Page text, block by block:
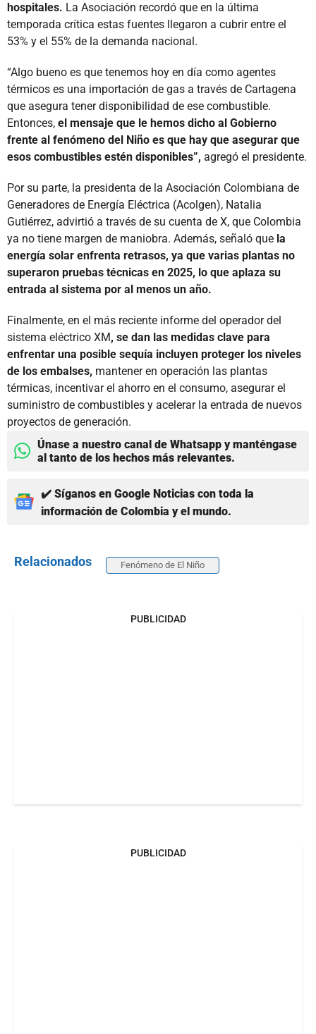
hospitales. La Asociación recordó que en la última
temporada crítica estas fuentes llegaron a cubrir entre el
53% y el 55% de la demanda nacional.
“Algo bueno es que tenemos hoy en día como agentes
térmicos es una importación de gas a través de Cartagena
que asegura tener disponibilidad de ese combustible.
Entonces, el mensaje que le hemos dicho al Gobierno
frente al fenómeno del Niño es que hay que asegurar que
esos combustibles estén disponibles”, agregó el presidente.
Por su parte, la presidenta de la Asociación Colombiana de
Generadores de Energía Eléctrica (Acolgen), Natalia
Gutiérrez, advirtió a través de su cuenta de X, que Colombia
ya no tiene margen de maniobra. Además, señaló que la
energía solar enfrenta retrasos, ya que varias plantas no
superaron pruebas técnicas en 2025, lo que aplaza su
entrada al sistema por al menos un año.
Finalmente, en el más reciente informe del operador del
sistema eléctrico XM, se dan las medidas clave para
enfrentar una posible sequía incluyen proteger los niveles
de los embalses, mantener en operación las plantas
térmicas, incentivar el ahorro en el consumo, asegurar el
suministro de combustibles y acelerar la entrada de nuevos
proyectos de generación.
Únase a nuestro canal de Whatsapp y manténgase
al tanto de los hechos más relevantes.
✔️ Síganos en Google Noticias con toda la
información de Colombia y el mundo.
Relacionados Fenómeno de El Niño
PUBLICIDAD
PUBLICIDAD